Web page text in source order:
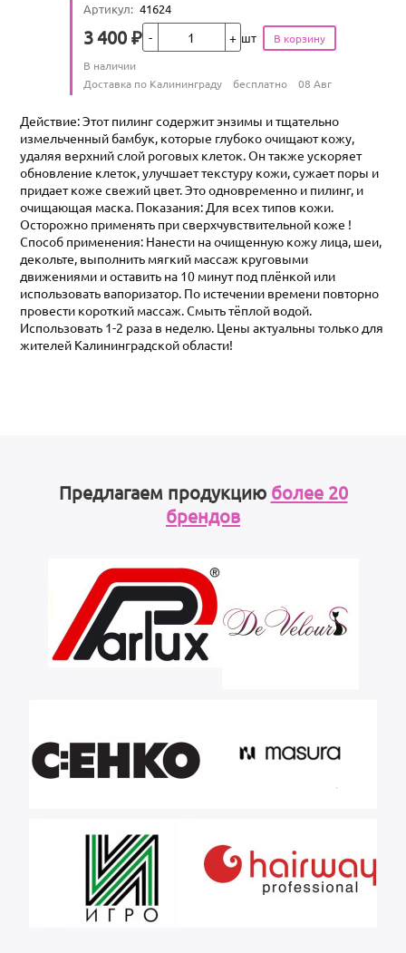
Артикул: 41624
Цена
3 400 ₽Кол-во шт
Количество
В наличии
Условия доставки
Доставка по Калининграду бесплатно 08 Авг
Действие: Этот пилинг содержит энзимы и тщательно
измельченный бамбук, которые глубоко очищают кожу,
удаляя верхний слой роговых клеток. Он также ускоряет
обновление клеток, улучшает текстуру кожи, сужает поры и
придает коже свежий цвет. Это одновременно и пилинг, и
очищающая маска. Показания: Для всех типов кожи.
Осторожно применять при сверхчувствительной коже !
Способ применения: Нанести на очищенную кожу лица, шеи,
декольте, выполнить мягкий массаж круговыми
движениями и оставить на 10 минут под плёнкой или
использовать вапоризатор. По истечении времени повторно
провести короткий массаж. Смыть тёплой водой.
Использовать 1-2 раза в неделю. Цены актуальны только для
жителей Калининградской области!
Предлагаем продукцию более 20
брендов